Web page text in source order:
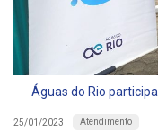
Águas do Rio
25/01/2023 Atendimento